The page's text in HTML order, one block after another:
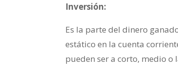
Inversión:
Es la parte del dinero
estático en la cuenta
pueden ser a corto, medio o